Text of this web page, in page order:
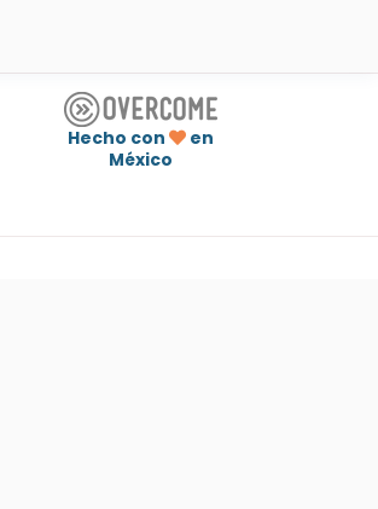
Hecho con
en
México